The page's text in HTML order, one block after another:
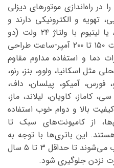
راه‌اندازی موتورهای دیزلی
تهویه و الکترونیکی دارند و
معمولاً از نوع سرب-اسید، AGM یا لیتیوم با ولتاژ ۲۴ ولت (دو
باتری ۱۲ ولتی سری‌شده) و ظرفیت ۱۵۰ تا ۲۰۰ آمپر-ساعت طراحی
دما و استفاده مداوم مقاوم
مثل اسکانیا، ولوو، بنز، رنو،
فورس، آمیکو، پیلسان، داف،
کاویان، لیلاند، ماز،
بالا و دوام خوب استفاده
از کامیونت‌های سبک تا
این باتری‌ها با توجه به
نوع کامیون و شرایط کاری انتخاب می‌شوند تا حداقل ۳ تا ۵ سال
نزدن جلوگیری شود.